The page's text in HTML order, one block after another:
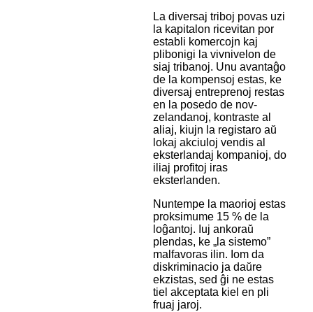
La diversaj triboj povas uzi
la kapitalon ricevitan por
establi komercojn kaj
plibonigi la vivnivelon de
siaj tribanoj. Unu avantaĝo
de la kompensoj estas, ke
diversaj entreprenoj restas
en la posedo de nov-
zelandanoj, kontraste al
aliaj, kiujn la registaro aŭ
lokaj akciuloj vendis al
eksterlandaj kompanioj, do
iliaj profitoj iras
eksterlanden.
Nuntempe la maorioj estas
proksimume 15 % de la
loĝantoj. Iuj ankoraŭ
plendas, ke „la sistemo”
malfavoras ilin. Iom da
diskriminacio ja daŭre
ekzistas, sed ĝi ne estas
tiel akceptata kiel en pli
fruaj jaroj.